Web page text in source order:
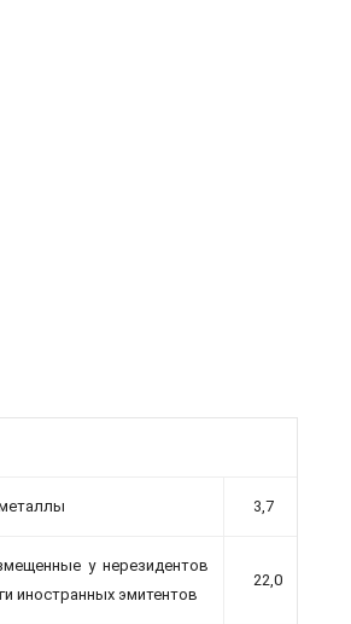
3,7
у нерезидентов
иностранных эмитен­тов
22,0